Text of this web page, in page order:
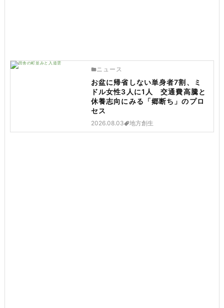
ニュース
お盆に帰省しない単身者7割、ミ
ドル女性3人に1人 交通費高騰と
休養志向にみる「郷断ち」のプロ
セス
2026.08.03 地方創生